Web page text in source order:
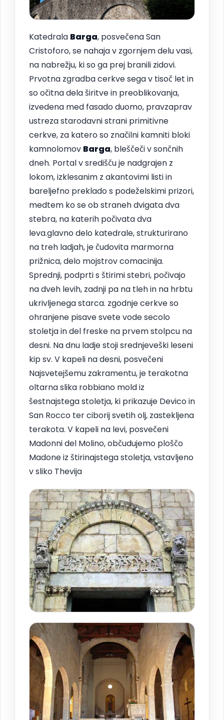
Katedrala Barga, posvečena San
Cristoforo, se nahaja v zgornjem delu vasi,
na nabrežju, ki so ga prej branili zidovi.
Prvotna zgradba cerkve sega v tisoč let in
so očitna dela širitve in preoblikovanja,
izvedena med fasado duomo, pravzaprav
ustreza starodavni strani primitivne
cerkve, za katero so značilni kamniti bloki
kamnolomov Barga, bleščeči v sončnih
dneh. Portal v središču je nadgrajen z
lokom, izklesanim z akantovimi listi in
bareljefno preklado s podeželskimi prizori,
medtem ko se ob straneh dvigata dva
stebra, na katerih počivata dva
leva.glavno delo katedrale, strukturirano
na treh ladjah, je čudovita marmorna
prižnica, delo mojstrov comacinija.
Sprednji, podprti s štirimi stebri, počivajo
na dveh levih, zadnji pa na tleh in na hrbtu
ukrivljenega starca. zgodnje cerkve so
ohranjene pisave svete vode secolo
stoletja in del freske na prvem stolpcu na
desni. Na dnu ladje stoji srednjeveški leseni
kip sv. V kapeli na desni, posvečeni
Najsvetejšemu zakramentu, je terakotna
oltarna slika robbiano mold iz
šestnajstega stoletja, ki prikazuje Devico in
San Rocco ter ciborij svetih olj, zastekljena
terakota. V kapeli na levi, posvečeni
Madonni del Molino, občudujemo ploščo
Madone iz štirinajstega stoletja, vstavljeno
v sliko Thevija